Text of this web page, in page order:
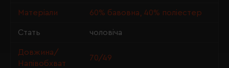
Матеріали 60% бавовна, 40% поліестер
Стать чоловіча
Довжина/
Напівобхват
70/49